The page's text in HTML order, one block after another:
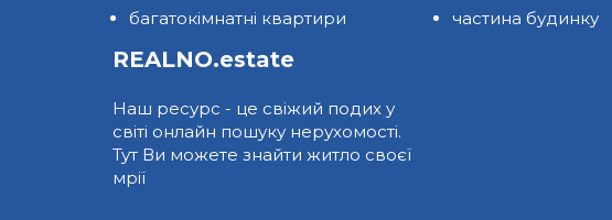
багатокімнатні квартири
частина будинку
REALNO.estate
Наш ресурс - це свіжий подих у
світі онлайн пошуку нерухомості.
Тут Ви можете знайти житло своєї
мрії